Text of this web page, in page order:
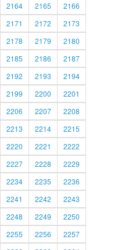
2164 2165
2166
2171 2172
2173
2178 2179
2180
2185 2186
2187
2192 2193
2194
2199 2200
2201
2206 2207
2208
2213 2214
2215
2220 2221
2222
2227 2228
2229
2234 2235
2236
2241 2242
2243
2248 2249
2250
2255 2256
2257